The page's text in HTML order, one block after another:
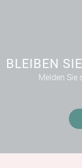
BLEIBEN
Melden Sie